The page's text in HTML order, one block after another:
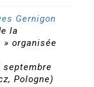
Gernigon
la
» organisée
septembre
Pologne)